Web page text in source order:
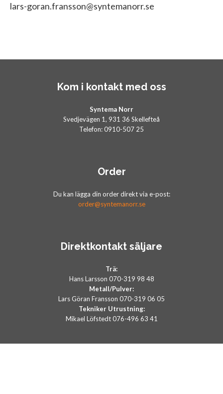
lars-goran.fransson@syntemanorr.se
Kom i kontakt med oss
Syntema Norr
Svedjevägen 1, 931 36 Skellefteå
Telefon: 0910-507 25
Order
Du kan lägga din order direkt via e-post:
order@syntemanorr.se
Direktkontakt säljare
Trä:
Hans Larsson 070-319 98 48
Metall/Pulver:
Lars Göran Fransson 070-319 06 05
Tekniker Utrustning:
Mikael Löfstedt 076-496 63 41